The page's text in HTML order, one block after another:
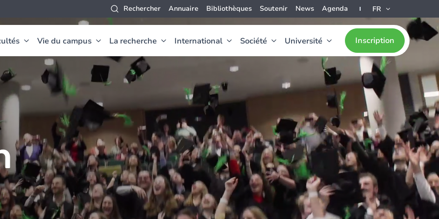
Rechercher Annuaire Bibliothèques Soutenir News Agenda FR
Vie du campus La recherche International Société Université Inscription